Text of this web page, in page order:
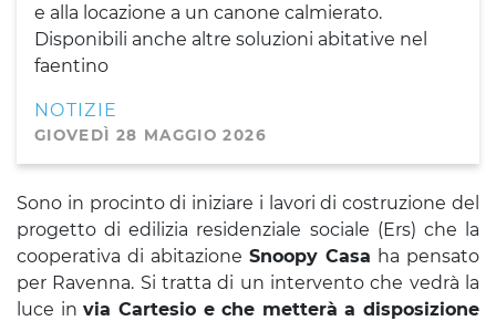
e alla locazione a un canone calmierato.
Disponibili anche altre soluzioni abitative nel
faentino
NOTIZIE
GIOVEDÌ 28 MAGGIO 2026
Sono in procinto di iniziare i lavori di costruzione del
progetto di edilizia residenziale sociale (Ers) che la
cooperativa di abitazione Snoopy Casa ha pensato
per Ravenna. Si tratta di un intervento che vedrà la
luce invia Cartesio e che metterà a disposizione